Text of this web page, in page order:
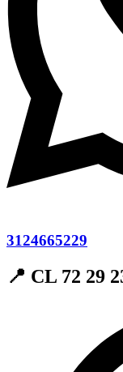
3124665229
📍 CL 72 29